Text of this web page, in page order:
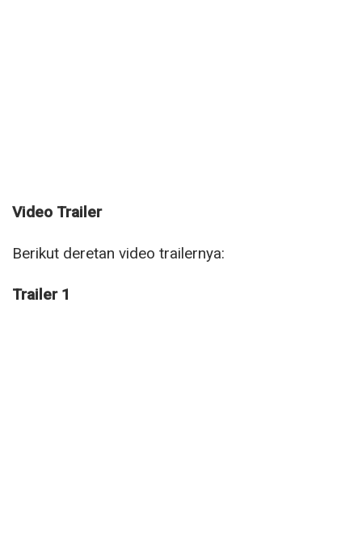
Video Trailer
Berikut deretan video trailernya:
Trailer 1